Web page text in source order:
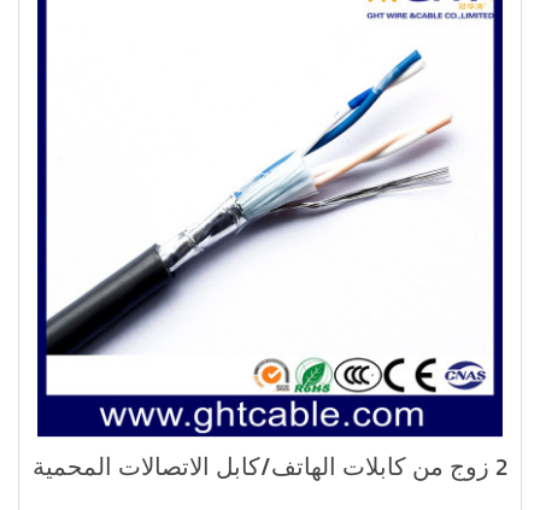
2 زوج من كابلات الهاتف/كابل الاتصالات المحمية